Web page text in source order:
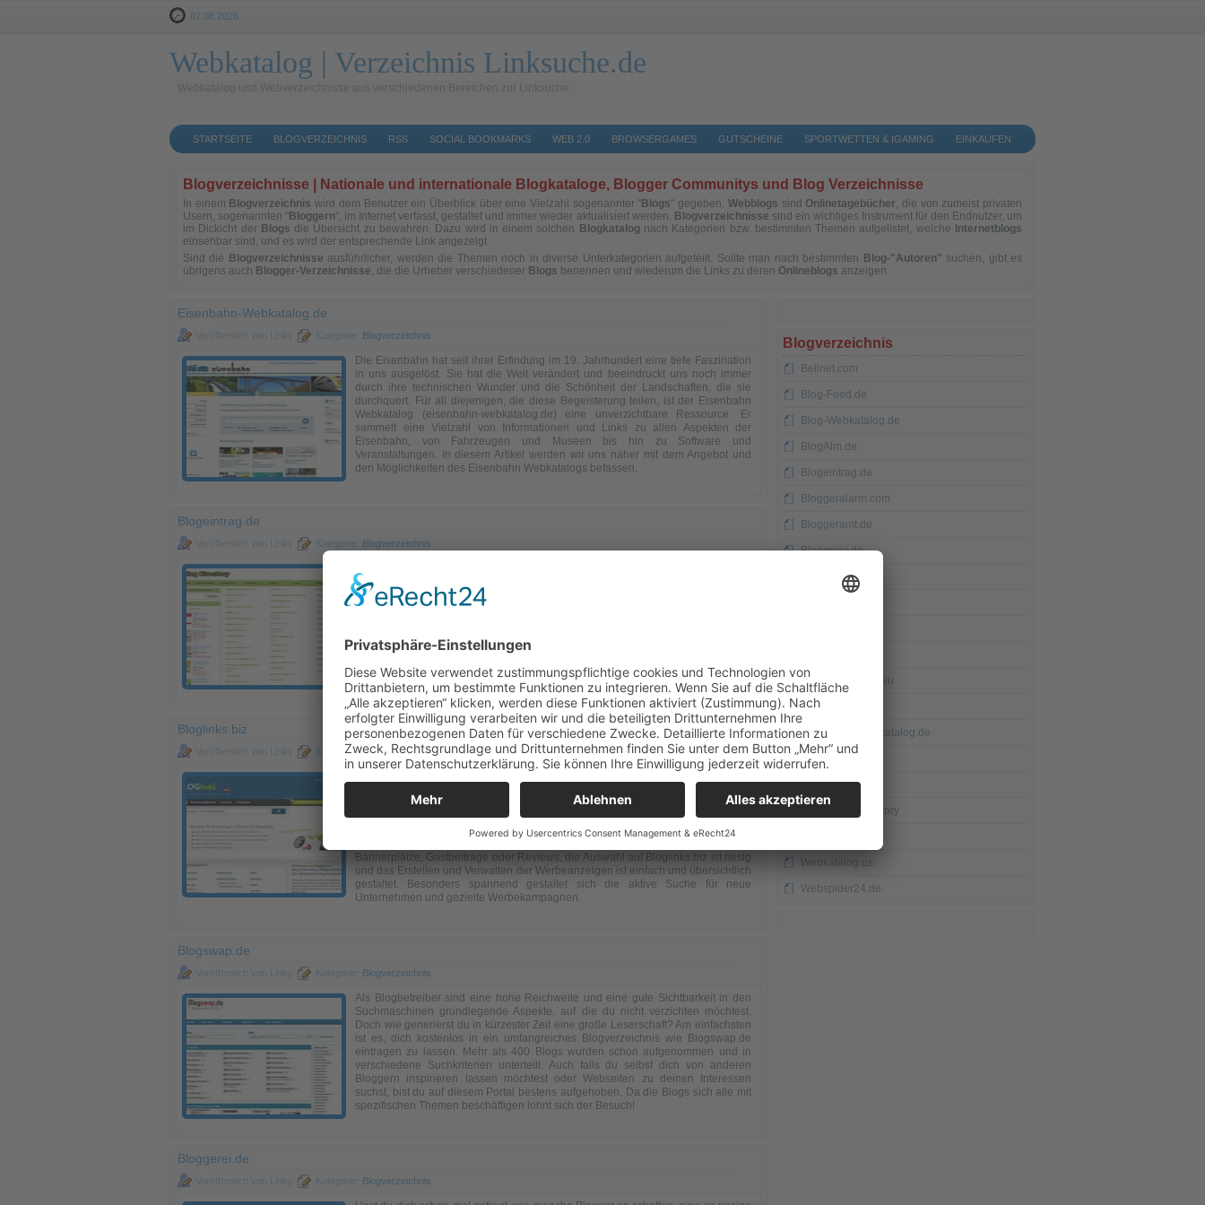
07.08.2026
Webkatalog | Verzeichnis Linksuche.de
Webkatalog und Webverzeichnisse aus verschiedenen Bereichen zur Linksuche
STARTSEITE BLOGVERZEICHNIS RSS SOCIAL BOOKMARKS WEB 2.0 BROWSERGAMES GUTSCHEINE SPORTWETTEN & IGAMING EINKAUFEN
Blogverzeichnisse | Nationale und internationale Blogkataloge, Blogger Communitys und Blog Verzeichnisse
In einem Blogverzeichnis wird dem Benutzer ein Überblick über eine Vielzahl sogenannter " Blogs" gegeben. Webblogs sind Onlinetagebücher, die von zumeist privaten
Usern, sogenannten " Bloggern", im Internet verfasst, gestaltet und immer wieder aktualisiert werden. Blogverzeichnisse sind ein wichtiges Instrument für den Endnutzer, um
im Dickicht der Blogs die Übersicht zu bewahren. Dazu wird in einem solchen Blogkatalog nach Kategorien bzw. bestimmten Themen aufgelistet, welche
Internetblogs
einsehbar sind, und es wird der entsprechende Link angezeigt.
Sind die
Blogverzeichnisse ausführlicher, werden die Themen noch in diverse Unterkategorien aufgeteilt. Sollte man nach bestimmten Blog-"Autoren" suchen, gibt es
übrigens auch Blogger-Verzeichnisse, die die Urheber verschiedener Blogs benennen und wiederum die Links zu deren Onlineblogs anzeigen.
Eisenbahn-Webkatalog.de
Veröffentlich von Linky Kategorie: Blogverzeichnis
Die Eisenbahn hat seit ihrer Erfindung im 19. Jahrhundert eine tiefe Faszination
in uns ausgelöst. Sie hat die Welt verändert und beeindruckt uns noch immer
durch ihre technischen Wunder und die Schönheit der Landschaften, die sie
durchquert. Für all diejenigen, die diese Begeisterung teilen, ist der Eisenbahn
Webkatalog (eisenbahn-webkatalog.de) eine unverzichtbare Ressource. Er
sammelt eine Vielzahl von Informationen und Links zu allen Aspekten der
Eisenbahn, von Fahrzeugen und Museen bis hin zu Software und
Veranstaltungen. In diesem Artikel werden wir uns näher mit dem Angebot und
den Möglichkeiten des Eisenbahn Webkatalogs befassen.
Blogeintrag.de
Veröffentlich von Linky Kategorie: Blogverzeichnis
vorbeischauen, obwohl du dir so viel Mühe mit deinen Posts gibst? Du möchtest
mit deinen Inhalten eine größere Reichweite entwickeln oder vielleicht sogar
durch das Schalten von Werbung lukrative Nebeneinkünfte erwerben? Dann
Bereicherung, denn die einzelnen Blogs werden übersichtlich und nach Themen
kennen und lasse dich von anderen Bloggern und ihren Werken inspirieren.
Bloglinks.biz
Veröffentlich von Linky Kategorie:Blogverzeichnis
anzuschreiben. Nach der kostenlosen Registrierung können beliebig viele Blogs
in das Portfolio eingetragen werden, sodass andere Nutzer darauf reagieren
können. Dazu werden ein paar Informationen über den Blog eingegeben und
Bannerplätze, Gastbeiträge oder Reviews, die Auswahl auf Bloglinks.biz ist riesig
und das Erstellen und Verwalten der Werbeanzeigen ist einfach und übersichtlich
gestaltet. Besonders spannend gestaltet sich die aktive Suche für neue
Unternehmen und gezielte Werbekampagnen.
Blogswap.de
Veröffentlich von Linky Kategorie: Blogverzeichnis
Als Blogbetreiber sind eine hohe Reichweite und eine gute Sichtbarkeit in den
Suchmaschinen grundlegende Aspekte, auf die du nicht verzichten möchtest.
Doch wie generierst du in kürzester Zeit eine große Leserschaft? Am einfachsten
ist es, dich kostenlos in ein umfangreiches Blogverzeichnis wie Blogswap.de
eintragen zu lassen. Mehr als 400 Blogs wurden schon aufgenommen und in
verschiedene Suchkriterien unterteilt. Auch falls du selbst dich von anderen
Bloggern inspirieren lassen möchtest oder Webseiten zu deinen Interessen
suchst, bist du auf diesem Portal bestens aufgehoben. Da die Blogs sich alle mit
spezifischen Themen beschäftigen lohnt sich der Besuch!
Bloggerei.de
Veröffentlich von Linky Kategorie: Blogverzeichnis
Blogverzeichnis
Bellnet.com
Blog-Feed.de
Blog-Webkatalog.de
BlogAlm.de
Blogeintrag.de
Bloggeralarm.com
Bloggeramt.de
Bloggerei.de
Bloggerfeeds.de
Blogverzeichnis.eu
DMOZ.org
Eisenbahn-Webkatalog.de
Flix.de
Promada.de
seekXL.de Directory
Webkatalog.us
Webspider24.de